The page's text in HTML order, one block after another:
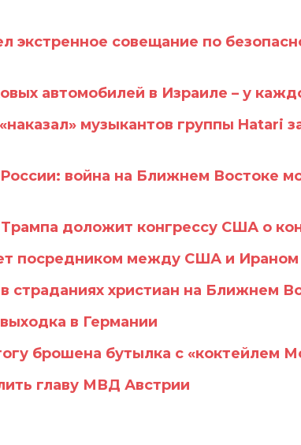
экстренное совещание по
автомобилей в Израиле – у
музыкантов группы Hatari
война на Ближнем Востоке
доложит конгрессу США о
посредником между США и Ираном
страданиях христиан на Ближнем
в Германии
брошена бутылка с «коктейлем
главу МВД Австрии